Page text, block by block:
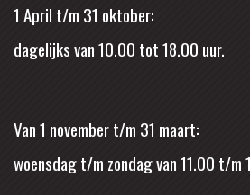
1 April t/m 31 oktober:
dagelijks van 10.00 tot 18.00 uur.
Van 1 november t/m 31 maart:
woensdag t/m zondag van 11.00 t/m